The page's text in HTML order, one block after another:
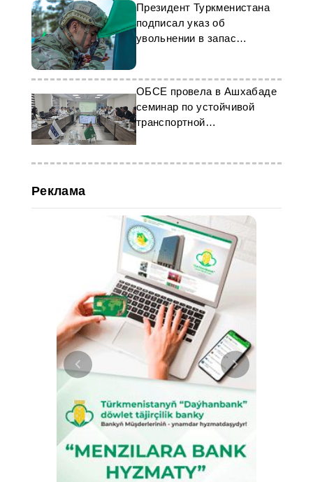
Президент Туркменистана
подписал указ об
увольнении в запас
ОБСЕ провела в Ашхабаде
семинар по устойчивой
транспортной
инфраструктуре
Реклама